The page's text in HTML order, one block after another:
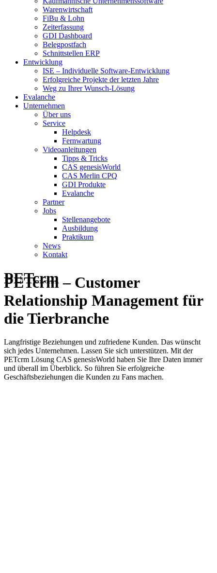
Warenwirtschaft
FiBu & Lohn
Zeiterfassung
GDI Dashboard
Belegpostfach
Schnittstellen ERP
Entwicklung
ISE – Individuelle Software-Entwicklung
Erfolgreiche Projekte der letzten Jahre
Weg zu Ihrer Wunsch-Lösung
Evalanche
Unternehmen
Über uns
Service
Helpdesk
Fernwartung
Videoanleitungen
Tipps & Tricks
CAS genesisWorld
CAS Merlin CPQ
GDI Produkte
Evalanche
Partner
Jobs
Stellenangebote
Ausbildung
Praktikum
News
Kontakt
PETcrm
PETcrm – Customer
Relationship Management für
die Tierbranche
Langfristige Beziehungen und zufriedene Kunden. Das wünscht
sich jedes Unternehmen. Lassen Sie sich unterstützen. Mit der
PETcrm Lösung CAS genesisWorld haben Sie Ihre Daten immer
und überall im Überblick. So führen Sie erfolgreiche
Geschäftsbeziehungen die Kunden zu Fans machen.